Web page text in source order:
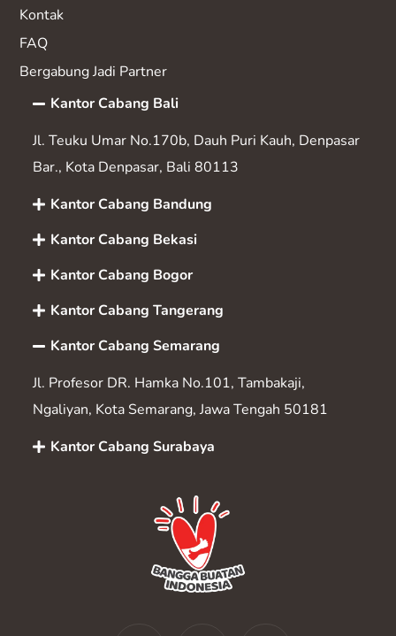
Kontak
FAQ
Bergabung Jadi Partner
Kantor Cabang Bali
Jl. Teuku Umar No.170b, Dauh Puri Kauh, Denpasar
Bar., Kota Denpasar, Bali 80113
Kantor Cabang Bandung
Kantor Cabang Bekasi
Kantor Cabang Bogor
Kantor Cabang Tangerang
Kantor Cabang Semarang
Jl. Profesor DR. Hamka No.101, Tambakaji,
Ngaliyan, Kota Semarang, Jawa Tengah 50181
Kantor Cabang Surabaya